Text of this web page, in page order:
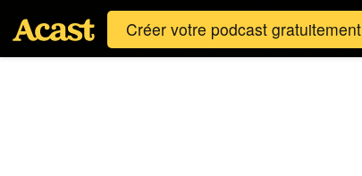
Créer votre podcast gratuitement